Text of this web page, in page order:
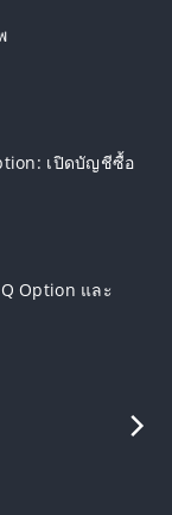
เปิดบัญชีซื้อ
Option และ